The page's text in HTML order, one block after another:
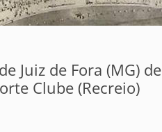
Juiz de Fora (MG) de
Clube (Recreio)